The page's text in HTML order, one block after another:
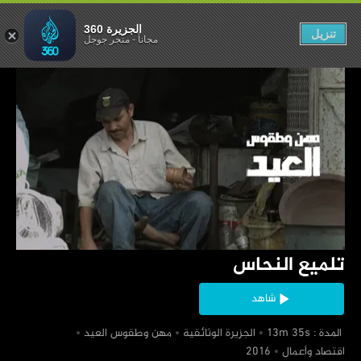
‏تلميع النحاس
شاهد
‏ المدة : 13m 35s
‏الجزيرة الوثائقية
‏مهن وطقوس العيد
‏اقتصاد وأعمال
تلميع النحاس
الجزيرة 360
مجاناً-متجر جوجل تنزيل